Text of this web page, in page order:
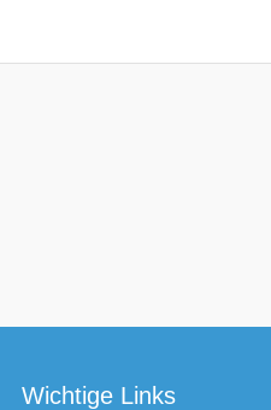
Wichtige Links